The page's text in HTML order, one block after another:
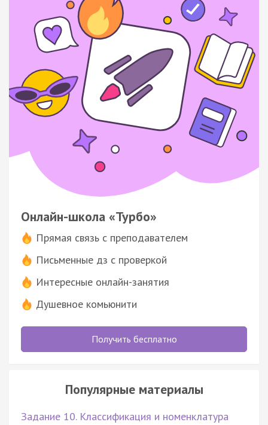
Онлайн-школа «Турбо»
Прямая связь с преподавателем
Письменные дз с проверкой
Интересные онлайн-занятия
Душевное комьюнити
Получить бесплатно
Популярные материалы
Задание 10. Классификация и номенклатура